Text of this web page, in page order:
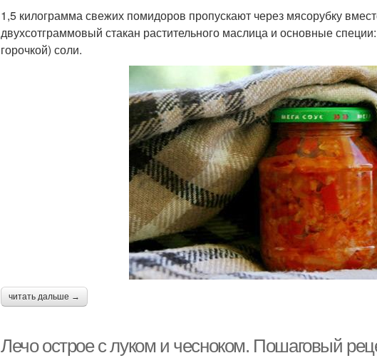
1,5 килограмма свежих помидоров пропускают через мясорубку
двухсотграммовый стакан растительного маслица и основные
горочкой) соли.
читать дальше →
Лечо острое с луком и чесноком. Пошаговый